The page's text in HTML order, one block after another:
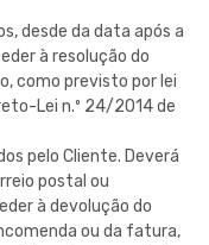
desde da data após a
à resolução do
como previsto por lei
Lei n.º 24/2014 de
pelo Cliente. Deverá
postal ou
à devolução do
ou da fatura,